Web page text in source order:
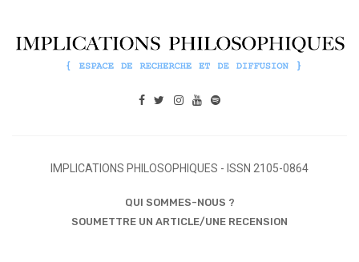
IMPLICATIONS PHILOSOPHIQUES - ISSN 2105-0864
QUI SOMMES-NOUS ?
SOUMETTRE UN ARTICLE/UNE RECENSION